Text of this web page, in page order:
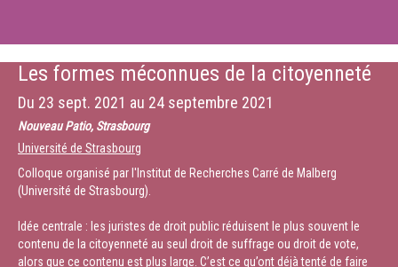
Les formes méconnues de la citoyenneté
Du 23 sept. 2021 au 24 septembre 2021
Nouveau Patio, Strasbourg
Université de Strasbourg
Colloque organisé par l'Institut de Recherches Carré de Malberg
(Université de Strasbourg).
Idée centrale : les juristes de droit public réduisent le plus souvent le
contenu de la citoyenneté au seul droit de suffrage ou droit de vote,
alors que ce contenu est plus large. C’est ce qu’ont déjà tenté de faire